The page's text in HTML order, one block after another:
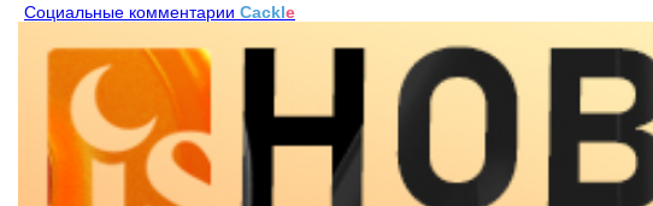
Социальные комментарии Cackle